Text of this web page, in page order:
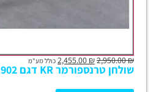
₪
2,950.00
₪ כולל מע"מ
שולחן טרנספורמר KR דגם 1902 אורך 120